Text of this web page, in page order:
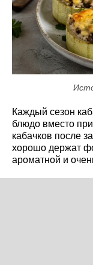
Каждый сезон
блюдо вместо
кабачков после
хорошо держат
ароматной и